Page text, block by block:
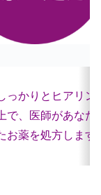
っかりとヒアリン
で、医師があなた
お薬を処方します